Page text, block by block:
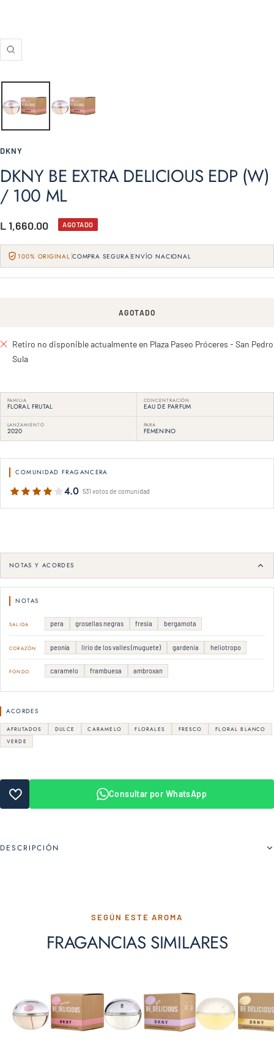
Zoom
DKNY
DKNY BE EXTRA DELICIOUS EDP (W)
/ 100 ML
Precio
de
venta
L 1,660.00 AGOTADO
100% ORIGINAL COMPRA SEGURA ENVÍO NACIONAL
AGOTADO
Retiro no disponible actualmente en Plaza Paseo Próceres - San Pedro
Sula
FAMILIA
FLORAL FRUTAL
CONCENTRACIÓN
EAU DE PARFUM
LANZAMIENTO
2020
PARA
FEMENINO
COMUNIDAD FRAGANCERA
4.0 531 votos de comunidad
NOTAS Y ACORDES
NOTAS
SALIDA pera grosellas negras fresia bergamota
CORAZÓN peonía lirio de los valles (muguete) gardenia heliotropo
FONDO caramelo frambuesa ambroxan
ACORDES
AFRUTADOS DULCE CARAMELO FLORALES FRESCO
FLORAL BLANCO
VERDE
Consultar por WhatsApp
DESCRIPCIÓN
SEGÚN ESTE AROMA
FRAGANCIAS SIMILARES